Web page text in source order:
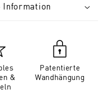
Information
&
Patentierte
Wandhängung